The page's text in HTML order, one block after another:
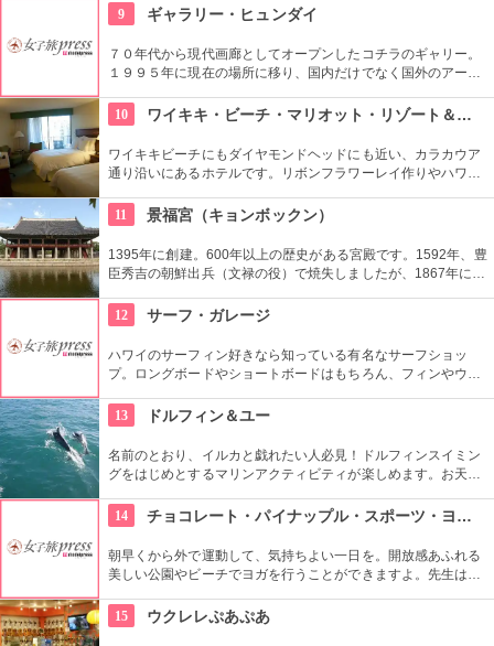
に才能のあった女性。ピアノやギターの展示品も見ることがで
きます。
9 ギャラリー・ヒュンダイ
７０年代から現代画廊としてオープンしたコチラのギャリー。
１９９５年に現在の場所に移り、国内だけでなく国外のアーテ
示できるスペースを設け、モダン美術の流れを感じる事が出来
る、国内最高のギャラリーとしての評価も。
10 ワイキキ・ビーチ・マリオット・リゾート＆スパ
ワイキキビーチにもダイヤモンドヘッドにも近い、カラカウア
通り沿いにあるホテルです。リボンフラワーレイ作りやハワイ
ワイアンキルトの巨匠が作ったキルト型も買うことができま
す。
11 景福宮（キョンボックン）
1395年に創建。600年以上の歴史がある宮殿です。1592年、豊
臣秀吉の朝鮮出兵（文禄の役）で焼失しましたが、1867年に再
重ねましたが、もとの姿に戻そうという動きが現在まで続いて
います。
12 サーフ・ガレージ
ハワイのサーフィン好きなら知っている有名なサーフショッ
プ。ロングボードやショートボードはもちろん、フィンやウェ
や保管も行っています。
13 ドルフィン＆ユー
名前のとおり、イルカと戯れたい人必見！ドルフィンスイミン
グをはじめとするマリンアクティビティが楽しめます。お天気
いそう。バーベキューやフラ、ウクレレ演奏など、嬉しいおも
てなしも。
14 チョコレート・パイナップル・スポーツ・ヨガ・スタジオ
朝早くから外で運動して、気持ちよい一日を。開放感あふれる
美しい公園やビーチでヨガを行うことができますよ。先生は日
芝生エリアで無料のヨガレッスンも行っているので、初心者は
コチラもぜひ。
15 ウクレレぷあぷあ